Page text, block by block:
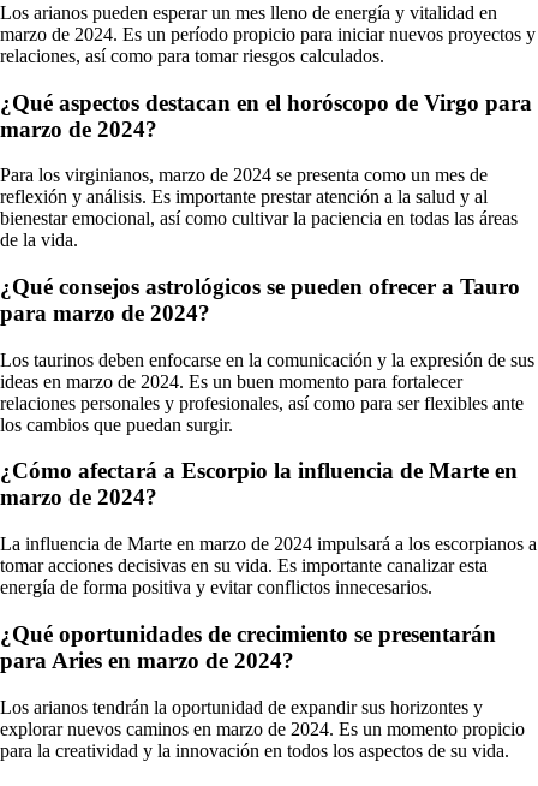
Los arianos pueden esperar un mes lleno de energía y vitalidad en
marzo de 2024. Es un período propicio para iniciar nuevos proyectos y
relaciones, así como para tomar riesgos calculados.
¿Qué aspectos destacan en el horóscopo de Virgo para
marzo de 2024?
Para los virginianos, marzo de 2024 se presenta como un mes de
reflexión y análisis. Es importante prestar atención a la salud y al
bienestar emocional, así como cultivar la paciencia en todas las áreas
de la vida.
¿Qué consejos astrológicos se pueden ofrecer a Tauro
para marzo de 2024?
Los taurinos deben enfocarse en la comunicación y la expresión de sus
ideas en marzo de 2024. Es un buen momento para fortalecer
relaciones personales y profesionales, así como para ser flexibles ante
los cambios que puedan surgir.
¿Cómo afectará a Escorpio la influencia de Marte en
marzo de 2024?
La influencia de Marte en marzo de 2024 impulsará a los escorpianos a
tomar acciones decisivas en su vida. Es importante canalizar esta
energía de forma positiva y evitar conflictos innecesarios.
¿Qué oportunidades de crecimiento se presentarán
para Aries en marzo de 2024?
Los arianos tendrán la oportunidad de expandir sus horizontes y
explorar nuevos caminos en marzo de 2024. Es un momento propicio
para la creatividad y la innovación en todos los aspectos de su vida.